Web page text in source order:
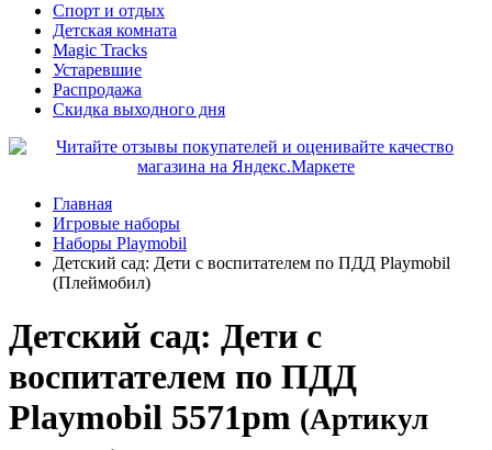
Спорт и отдых
Детская комната
Magic Tracks
Устаревшие
Распродажа
Скидка выходного дня
Главная
Игровые наборы
Наборы Playmobil
Детский сад: Дети с воспитателем по ПДД Playmobil
(Плеймобил)
Детский сад: Дети с
воспитателем по ПДД
Playmobil 5571pm (Артикул